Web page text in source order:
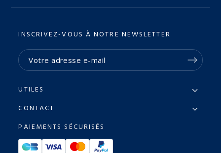
INSCRIVEZ-VOUS À NOTRE NEWSLETTER
UTILES
CONTACT
PAIEMENTS SÉCURISÉS